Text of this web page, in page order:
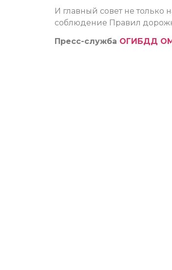
И главный совет не
соблюдение Правил
Пресс-служба ОГИБДД